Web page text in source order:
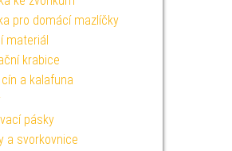
pro domácí mazlíčky
materiál
krabice
cín a kalafuna
pásky
a svorkovnice